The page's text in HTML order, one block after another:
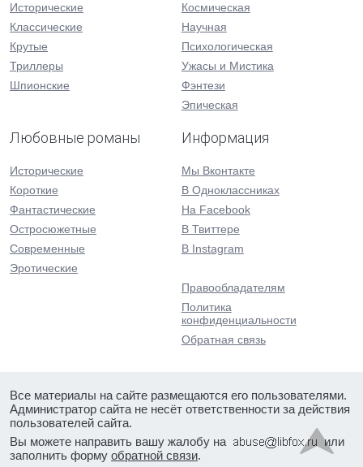
Исторические
Классические
Крутые
Триллеры
Шпионские
Космическая
Научная
Психологическая
Ужасы и Мистика
Фэнтези
Эпическая
Любовные романы
Исторические
Короткие
Фантастические
Остросюжетные
Современные
Эротические
Информация
Мы Вконтакте
В Одноклассниках
На Facebook
В Твиттере
В Instagram
Правообладателям
Политика
конфиденциальности
Обратная связь
Все материалы на сайте размещаются его пользователями.
Администратор сайта не несёт ответственности за действия
пользователей сайта.
Вы можете направить вашу жалобу на
или
заполнить форму обратной связи.